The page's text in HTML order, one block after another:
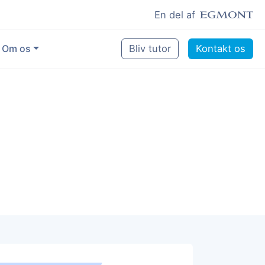
En del af
Om os Bliv tutor Kontakt os